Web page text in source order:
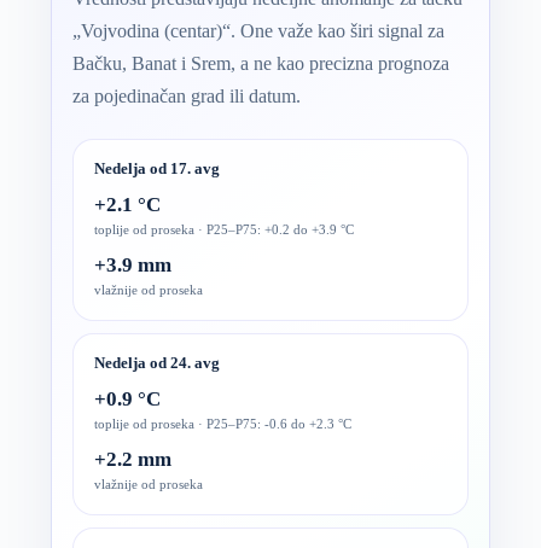
„Vojvodina (centar)“. One važe kao širi signal za
Bačku, Banat i Srem, a ne kao precizna prognoza
za pojedinačan grad ili datum.
Nedelja od 17. avg
+2.1 °C
toplije od proseka · P25–P75: +0.2 do +3.9 °C
+3.9 mm
vlažnije od proseka
Nedelja od 24. avg
+0.9 °C
toplije od proseka · P25–P75: -0.6 do +2.3 °C
+2.2 mm
vlažnije od proseka